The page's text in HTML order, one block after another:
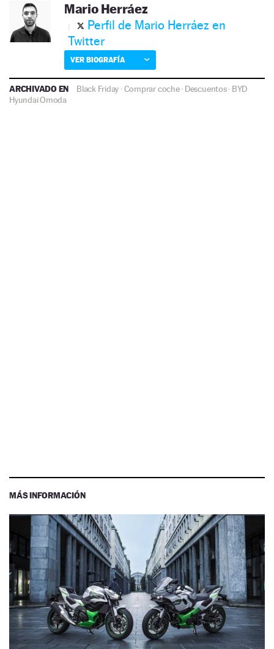
Mario Herráez
Perfil de Mario Herráez en
Twitter
VER BIOGRAFÍA
ARCHIVADO EN Black Friday ·Comprar coche· Descuentos· BYD
HyundaiOmoda
MÁS INFORMACIÓN